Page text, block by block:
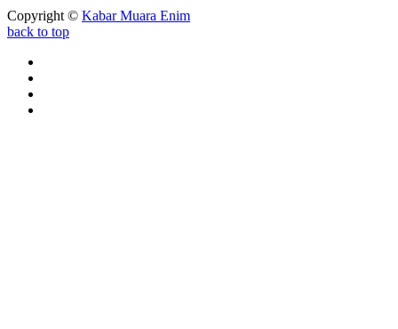
Copyright © Kabar Muara Enim
back to top